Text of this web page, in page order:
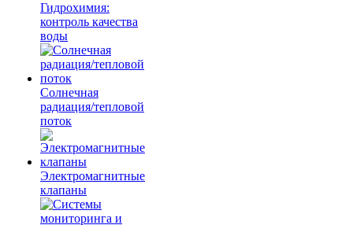
Гидрохимия:
контроль качества
воды
Солнечная
радиация/тепловой
поток
Электромагнитные
клапаны